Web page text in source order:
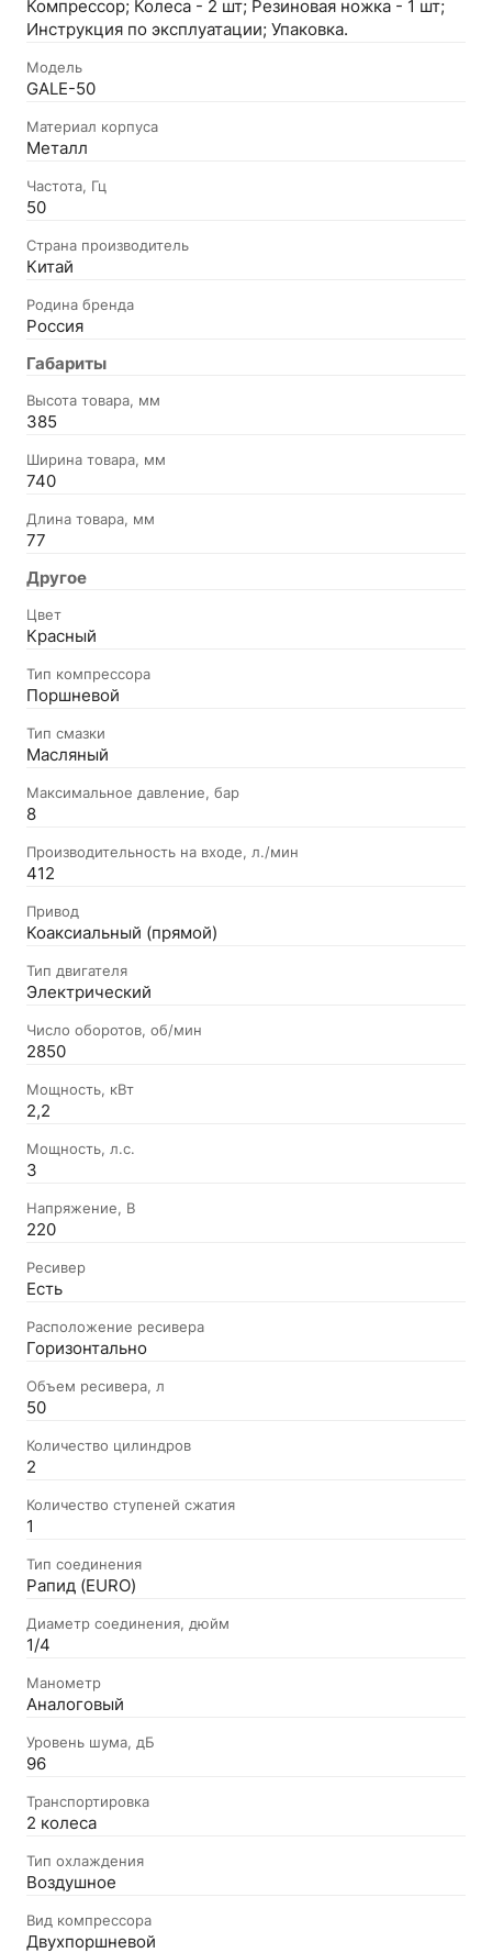
Компрессор; Колеса - 2 шт; Резиновая ножка - 1 шт;
Инструкция по эксплуатации; Упаковка.
Модель
GALE-50
Материал корпуса
Металл
Частота, Гц
50
Страна производитель
Китай
Родина бренда
Россия
Габариты
Высота товара, мм
385
Ширина товара, мм
740
Длина товара, мм
77
Другое
Цвет
Красный
Тип компрессора
Поршневой
Тип смазки
Масляный
Максимальное давление, бар
8
Производительность на входе, л./мин
412
Привод
Коаксиальный (прямой)
Тип двигателя
Электрический
Число оборотов, об/мин
2850
Мощность, кВт
2,2
Мощность, л.с.
3
Напряжение, В
220
Ресивер
Есть
Расположение ресивера
Горизонтально
Объем ресивера, л
50
Количество цилиндров
2
Количество ступеней сжатия
1
Тип соединения
Рапид (EURO)
Диаметр соединения, дюйм
1/4
Манометр
Аналоговый
Уровень шума, дБ
96
Транспортировка
2 колеса
Тип охлаждения
Воздушное
Вид компрессора
Двухпоршневой